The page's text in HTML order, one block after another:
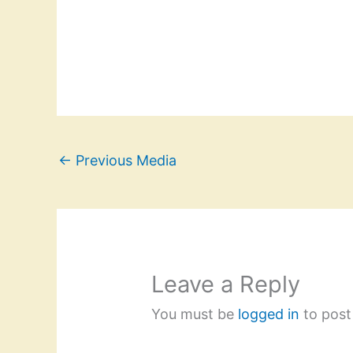
← Previous Media
Leave a Reply
You must be logged in to